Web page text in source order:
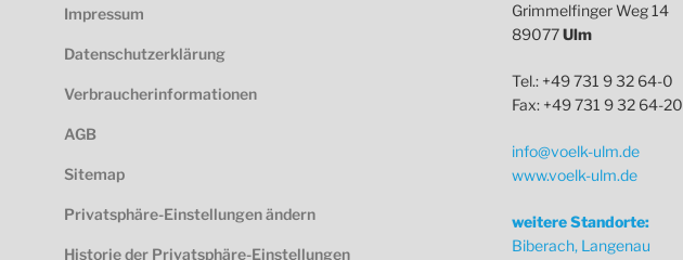
Impressum
Datenschutzerklärung
Verbraucherinformationen
AGB
Sitemap
Privatsphäre-Einstellungen ändern
Historie der Privatsphäre-Einstellungen
Grimmelfinger Weg 14
89077Ulm
Tel.: +49 731 9 32 64-0
Fax: +49 731 9 32 64-20
info@voelk-ulm.de
www.voelk-ulm.de
weitere Standorte:
Biberach, Langenau